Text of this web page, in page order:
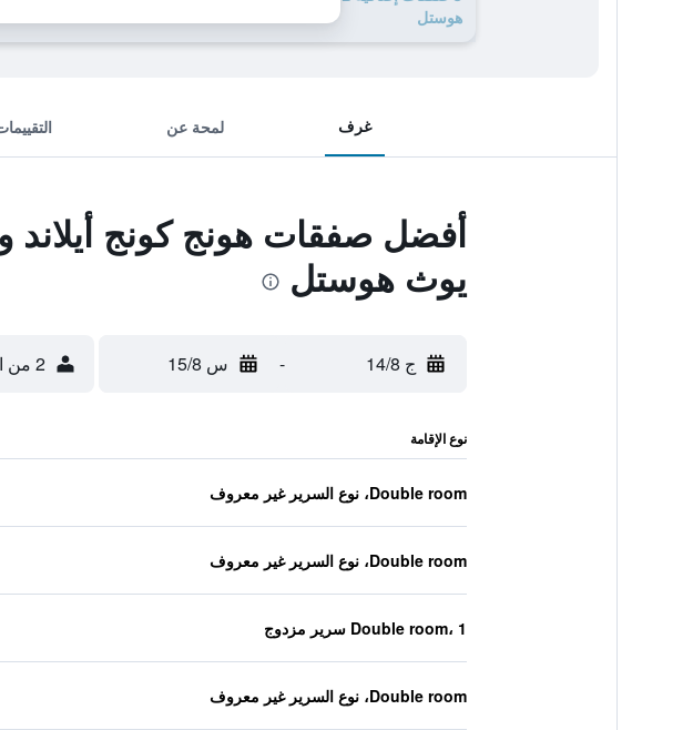
هوستل
غرف لمحة عن
أفضل صفقات هونج كونج
يوث هوستل
ج 14/8 - س 15/8 2 من الضيوف، غرفة واحدة
نوع الإقامة
Double room، نوع السرير غير معروف
Double room، نوع السرير غير معروف
Double room، 1 سرير مزدوج
Double room، نوع السرير غير معروف